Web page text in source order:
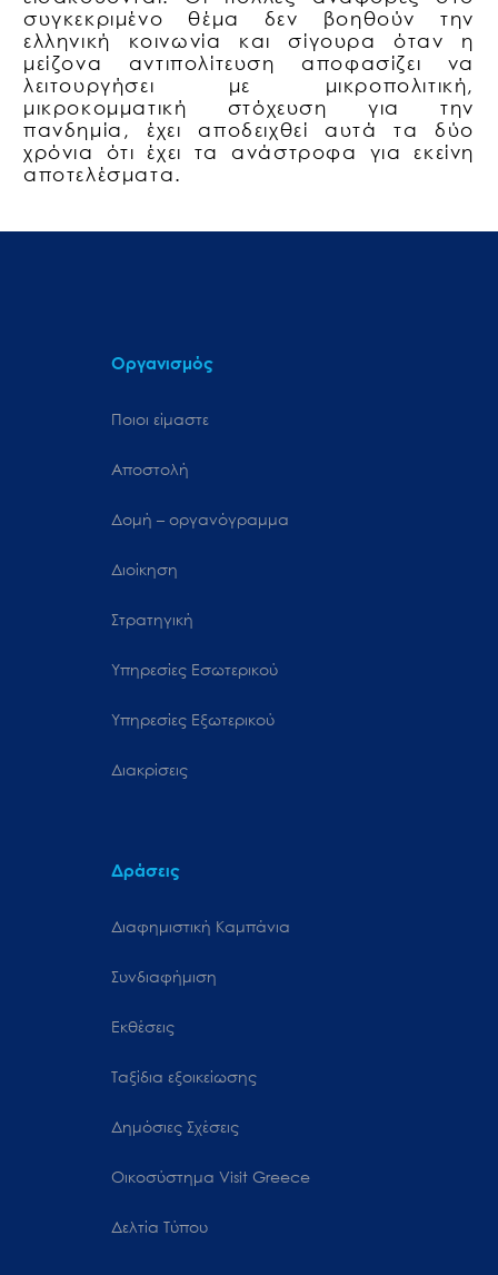
συγκεκριμένο θέμα δεν βοηθούν την
ελληνική κοινωνία και σίγουρα όταν η
μείζονα αντιπολίτευση αποφασίζει να
λειτουργήσει με μικροπολιτική,
μικροκομματική στόχευση για την
πανδημία, έχει αποδειχθεί αυτά τα δύο
χρόνια ότι έχει τα ανάστροφα για εκείνη
αποτελέσματα.
Οργανισμός
Ποιοι είμαστε
Αποστολή
Δομή – οργανόγραμμα
Διοίκηση
Στρατηγική
Υπηρεσίες Εσωτερικού
Υπηρεσίες Εξωτερικού
Διακρίσεις
Δράσεις
Διαφημιστική Καμπάνια
Συνδιαφήμιση
Εκθέσεις
Ταξίδια εξοικείωσης
Δημόσιες Σχέσεις
Oικοσύστημα Visit Greece
Δελτία Τύπου